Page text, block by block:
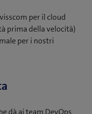
per il cloud
prima della velocità)
per i nostri